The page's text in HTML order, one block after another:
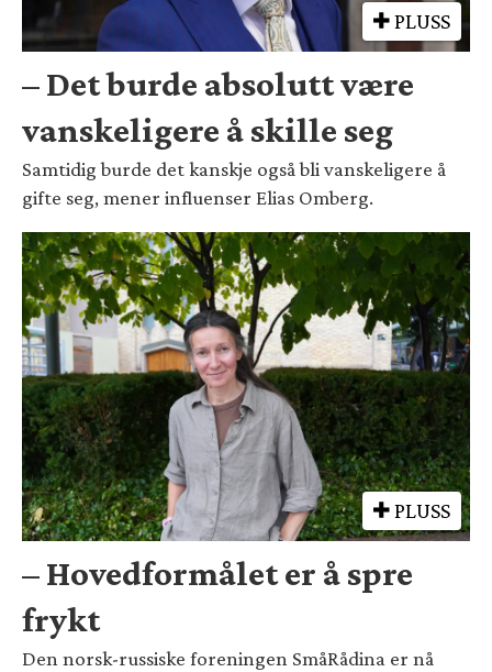
PLUSS
– Det burde absolutt være
vanskeligere å skille seg
Samtidig burde det kanskje også bli vanskeligere å
gifte seg, mener influenser Elias Omberg.
PLUSS
– Hovedformålet er å spre
frykt
Den norsk-russiske foreningen SmåRådina er nå